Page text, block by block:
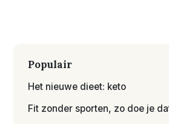
Populair
Het nieuwe dieet: keto
Fit zonder sporten, zo doe je